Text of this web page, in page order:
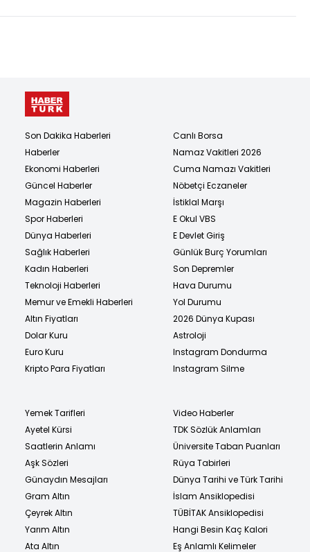
Son Dakika Haberleri
Haberler
Ekonomi Haberleri
Güncel Haberler
Magazin Haberleri
Spor Haberleri
Dünya Haberleri
Sağlık Haberleri
Kadın Haberleri
Teknoloji Haberleri
Memur ve Emekli Haberleri
Altın Fiyatları
Dolar Kuru
Euro Kuru
Kripto Para Fiyatları
Canlı Borsa
Namaz Vakitleri 2026
Cuma Namazı Vakitleri
Nöbetçi Eczaneler
İstiklal Marşı
E Okul VBS
E Devlet Giriş
Günlük Burç Yorumları
Son Depremler
Hava Durumu
Yol Durumu
2026 Dünya Kupası
Astroloji
Instagram Dondurma
Instagram Silme
Yemek Tarifleri
Ayetel Kürsi
Saatlerin Anlamı
Aşk Sözleri
Günaydın Mesajları
Gram Altın
Çeyrek Altın
Yarım Altın
Ata Altın
Video Haberler
TDK Sözlük Anlamları
Üniversite Taban Puanları
Rüya Tabirleri
Dünya Tarihi ve Türk Tarihi
İslam Ansiklopedisi
TÜBİTAK Ansiklopedisi
Hangi Besin Kaç Kalori
Eş Anlamlı Kelimeler